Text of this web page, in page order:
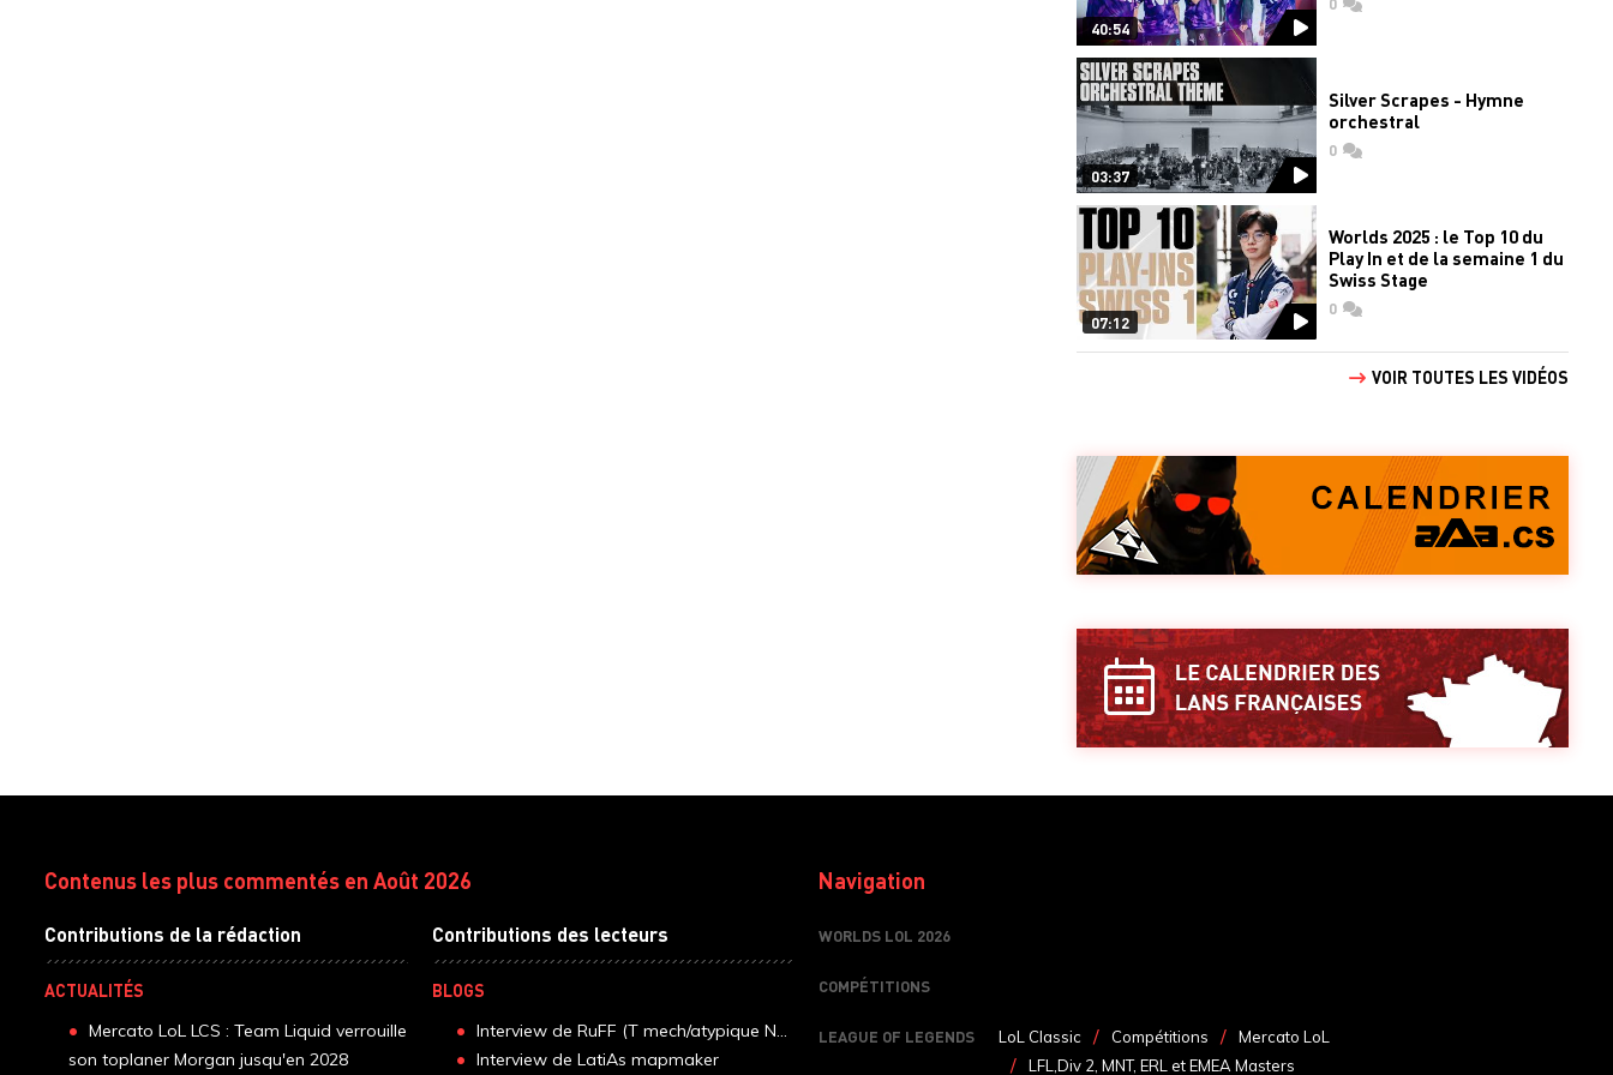
40:54
03:37
Silver Scrapes - Hymne
orchestral
0commentaires
07:12
Worlds 2025 : le Top 10 du
Play In et de la semaine 1 du
Swiss Stage
0commentaires
VOIR TOUTES LES VIDÉOS
Contenus les plus commentés en Août 2026
Contributions de la rédaction
ACTUALITÉS
Mercato LoL LCS : Team Liquid verrouille
son toplaner Morgan jusqu'en 2028
Contributions des lecteurs
BLOGS
Interview de RuFF (T mech/atypique N...
Interview de LatiAs mapmaker
Navigation
WORLDS LOL 2026
COMPÉTITIONS
LEAGUE OF LEGENDS LoL Classic Compétitions
Mercato LoL
LFL,Div 2, MNT, ERL et EMEA Masters